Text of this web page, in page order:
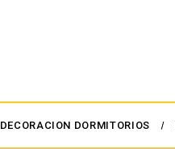
DECORACION DORMITORIOS